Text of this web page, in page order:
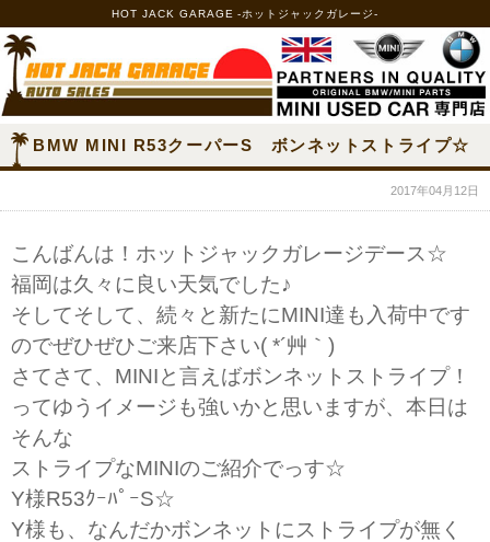
HOT JACK GARAGE -ホットジャックガレージ-
BMW MINI R53クーパーS ボンネットストライプ☆
2017年04月12日
こんばんは！ホットジャックガレージデース☆
福岡は久々に良い天気でした♪
そしてそして、続々と新たにMINI達も入荷中です
のでぜひぜひご来店下さい( *´艸｀)
さてさて、MINIと言えばボンネットストライプ！
ってゆうイメージも強いかと思いますが、本日は
そんな
ストライプなMINIのご紹介でっす☆
Y様R53ｸｰﾊﾟｰS☆
Y様も、なんだかボンネットにストライプが無く